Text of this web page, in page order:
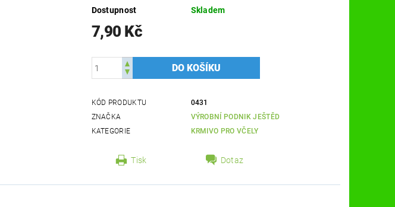
Dostupnost Skladem
7,90 Kč
KÓD PRODUKTU
0431
ZNAČKA
VÝROBNÍ PODNIK JEŠTĚD
KATEGORIE
KRMIVO PRO VČELY
Tisk Dotaz